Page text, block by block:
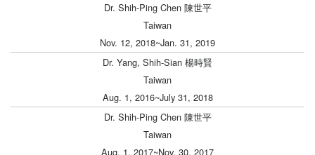
Dr. Shih-Ping Chen 陳世平
Taiwan
Nov. 12, 2018~Jan. 31, 2019
Dr. Yang, Shih-Sian 楊時賢
Taiwan
Aug. 1, 2016~July 31, 2018
Dr. Shih-Ping Chen 陳世平
Taiwan
Aug. 1, 2017~Nov. 30, 2017